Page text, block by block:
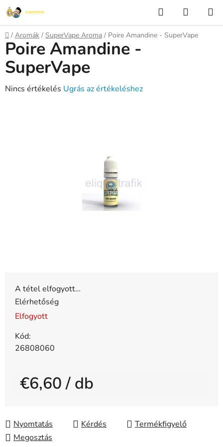
Ugrás
fő
tartalomhoz
KeresésKOSÁR
Kezdőlap
/ Aromák / SuperVape Aroma / Poire Amandine - SuperVape
A tétel elfogyott…
Elérhetőség
Elfogyott
Kód:
26808060
€6,60/ db
Nyomtatás
Kérdés
Megosztás
Poire Amandine -
SuperVape
A
Nincs értékelés Ugrás az értékeléshez